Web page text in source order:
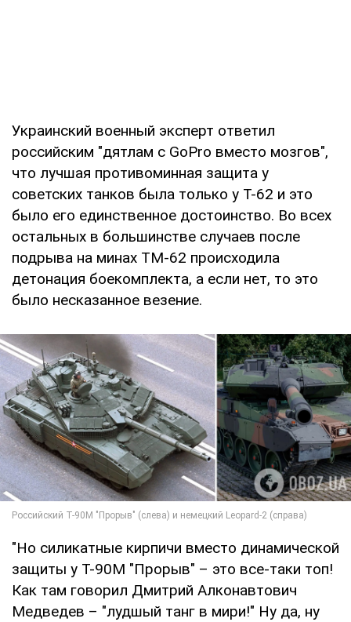
Украинский военный эксперт ответил
российским "дятлам с GoPro вместо мозгов",
что лучшая противоминная защита у
советских танков была только у Т-62 и это
было его единственное достоинство. Во всех
остальных в большинстве случаев после
подрыва на минах ТМ-62 происходила
детонация боекомплекта, а если нет, то это
было несказанное везение.
"Но силикатные кирпичи вместо динамической
защиты у Т-90М "Прорыв" – это все-таки топ!
Как там говорил Дмитрий Алконавтович
Медведев – "лудшый танг в мири!" Ну да, ну